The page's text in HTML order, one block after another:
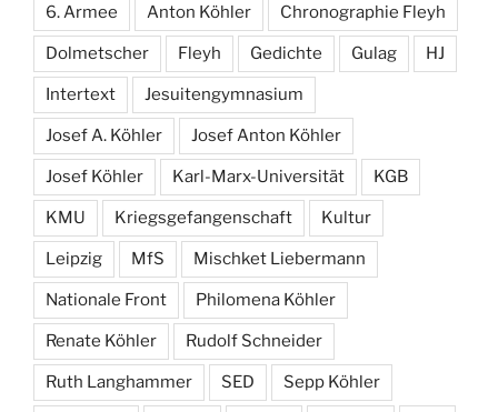
6. Armee Anton Köhler Chronographie Fleyh
Dolmetscher Fleyh Gedichte Gulag HJ
Intertext Jesuitengymnasium
Josef A. Köhler Josef Anton Köhler
Josef Köhler Karl-Marx-Universität KGB
KMU Kriegsgefangenschaft Kultur
Leipzig MfS Mischket Liebermann
Nationale Front Philomena Köhler
Renate Köhler Rudolf Schneider
Ruth Langhammer SED Sepp Köhler